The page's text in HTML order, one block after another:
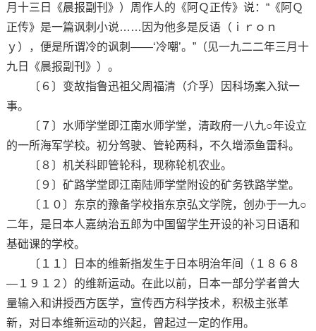
月十三日《晨报副刊》）周作人的《阿Ｑ正传》说：“《阿Ｑ
正传》是一篇讽刺小说……因为他多是反语（ｉｒｏｎ
ｙ），便是所谓冷的讽刺——‘冷嘲’。”（见一九二二年三月十
九日《晨报副刊》）。
〔６〕变故指鲁迅祖父周福清（介孚）因科场案入狱一
事。
〔７〕水师学堂即江南水师学堂，清政府一八九○年设立
的一所海军学校。初分驾驶、管轮两科，不久增添鱼雷科。
〔８〕机关科即管轮科，现称轮机农业。
〔９〕矿路学堂即江南陆师学堂附设的矿务铁路学堂。
〔１０〕东京的豫备学校指东京弘文学院，创办于一九○
二年，是日本人嘉纳治五郎为中国留学生开设的补习日语和
基础课的学校。
〔１１〕日本的维新指发生于日本明治年间（１８６８
—１９１２）的维新运动。在此以前，日本一部分学者曾大
量输入和讲授西方医学，宣传西方科学技术，积极主张革
新，对日本维新运动的兴起，曾起过一定的作用。